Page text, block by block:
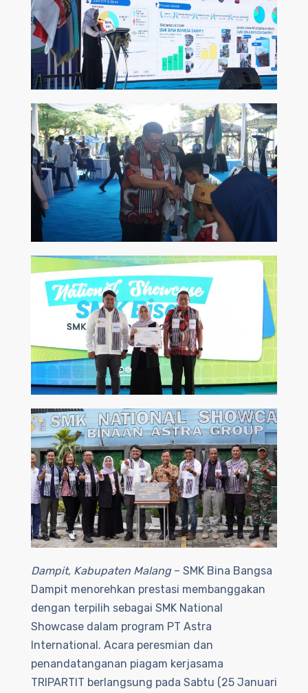
Dampit, Kabupaten Malang– SMK Bina Bangsa
Dampit menorehkan prestasi membanggakan
dengan terpilih sebagai SMK National
Showcase dalam program PT Astra
International. Acara peresmian dan
penandatanganan piagam kerjasama
TRIPARTIT berlangsung pada Sabtu (25 Januari